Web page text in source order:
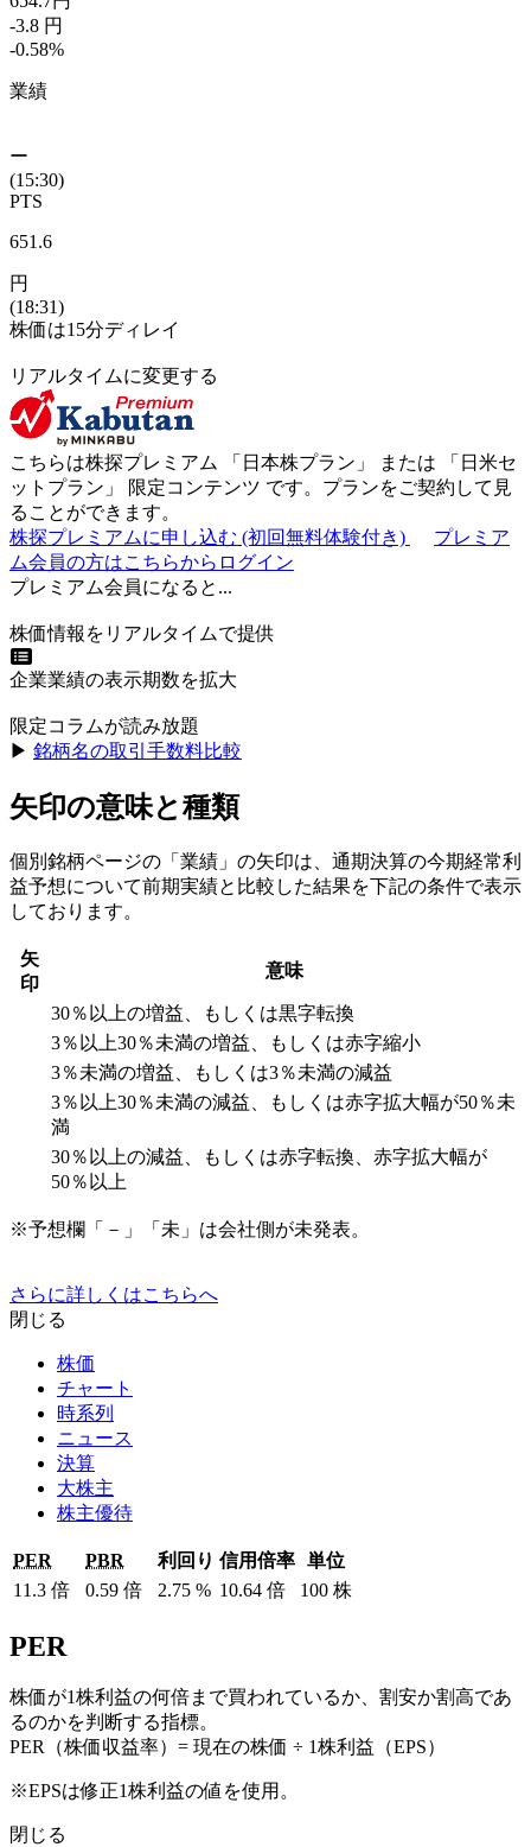
-3.8 円
-0.58%
業績
ー
(15:30)
PTS
651.6
円
(18:31)
株価は15分ディレイ
リアルタイムに変更する
こちらは株探プレミアム 「 日本株プラン 」 または 「 日米セ
ットプラン 」 限定コンテンツ です。プランをご契約して見
ることができます。
株探プレミアムに申し込む (初回無料体験付き)
プレミア
ム会員の方はこちらからログイン
プレミアム会員になると...
株価情報をリアルタイムで提供
企業業績の表示期数を拡大
限定コラムが読み放題
▶︎ 銘柄名の取引手数料比較
矢印の意味と種類
個別銘柄ページの「業績」の矢印は、通期決算の今期経常利
益予想について前期実績と比較した結果を下記の条件で表示
しております。
矢
印
意味
30％以上の増益、もしくは黒字転換
3％以上30％未満の増益、もしくは赤字縮小
3％未満の増益、もしくは3％未満の減益
3％以上30％未満の減益、もしくは赤字拡大幅が50％未
満
30％以上の減益、もしくは赤字転換、赤字拡大幅が
50％以上
※予想欄「－」「未」は会社側が未発表。
さらに詳しくはこちらへ
閉じる
株価
チャート
時系列
ニュース
決算
大株主
株主優待
PER PBR 利回り 信用倍率 単位
11.3 倍 0.59 倍 2.75 % 10.64 倍 100 株
PER
株価が1株利益の何倍まで買われているか、割安か割高であ
るのかを判断する指標。
PER（株価収益率）= 現在の株価 ÷ 1株利益（EPS）
※EPSは修正1株利益の値を使用。
閉じる